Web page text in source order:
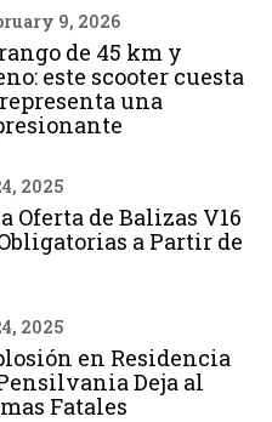
9, 2026
de 45 km y
este scooter cuesta
una
2025
Oferta de Balizas V16
a Partir de
2025
en Residencia
Deja al
Fatales